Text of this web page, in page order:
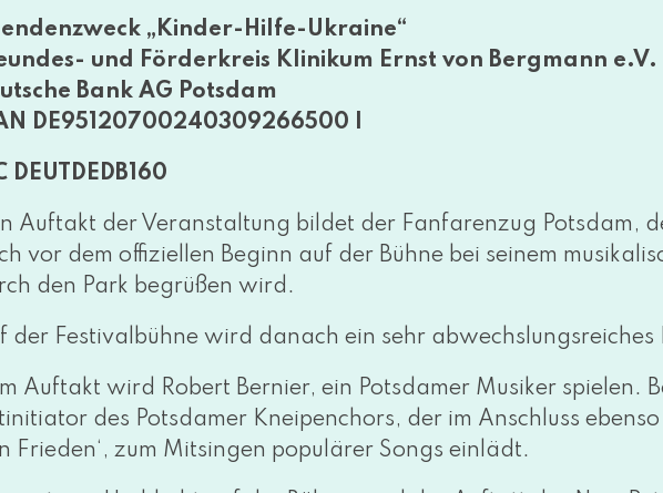
„Kinder-Hilfe-Ukraine“
und Förderkreis Klinikum Ernst von Bergmann e.V.
Bank AG Potsdam
DE95120700240309266500 |
DEUTDEDB160
Auftakt der Veranstaltung bil­det der Fanfarenzug Potsdam,
vor dem offi­zi­el­len Beginn auf der Bühne bei sei­nem
den Park begrü­ßen wird.
der Festivalbühne wird danach ein sehr abwechs­lungs­rei­ches
Auftakt wird Robert Bernier, ein Potsdamer Musiker spie­len.
des Potsdamer Kneipenchors, der im Anschluss
Frieden‘, zum Mitsingen popu­lä­rer Songs einlädt.